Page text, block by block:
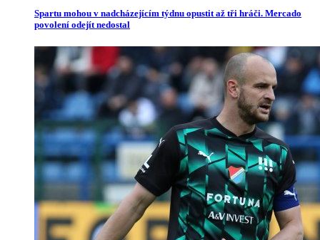
Spartu mohou v nadcházejícím týdnu opustit až tři hráči. Mercado
povolení odejít nedostal